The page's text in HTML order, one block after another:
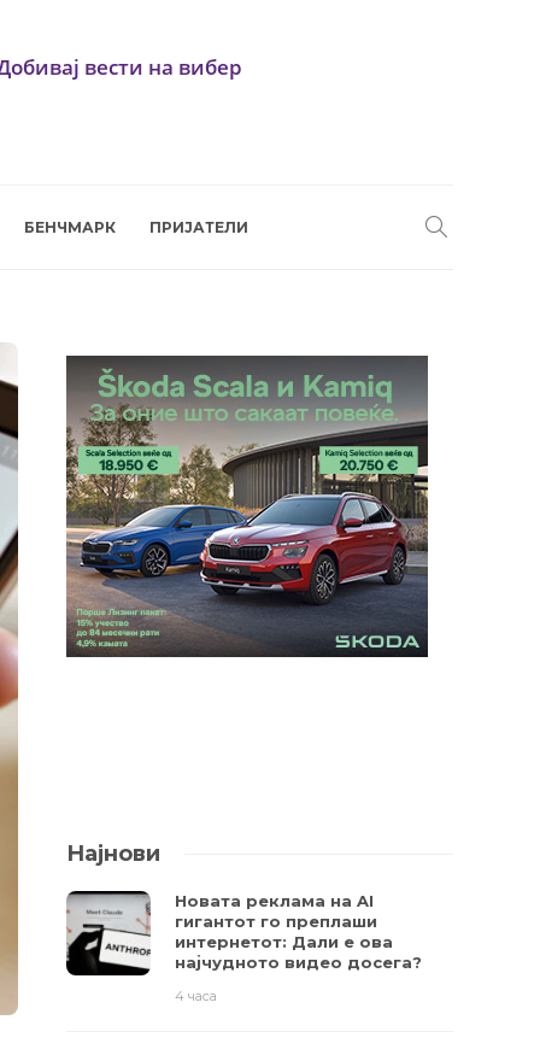
вести на вибер
БЕНЧМАРК ПРИЈАТЕЛИ
Најнови
Новата реклама на AI
гигантот го преплаши
интернетот: Дали е ова
најчудното видео досега?
4 часа